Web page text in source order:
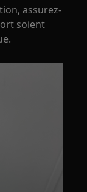
assurez-
soient